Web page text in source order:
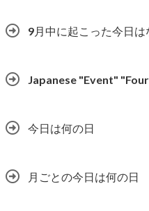
9月中に起こった今日は
Japanese "Event"
今日は何の日
月ごとの今日は何の日